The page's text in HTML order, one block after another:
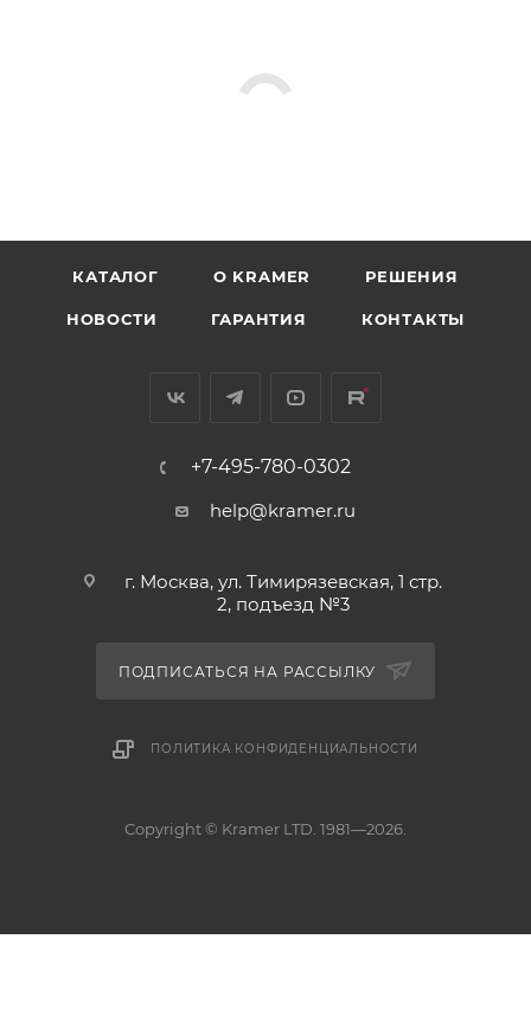
КАТАЛОГ O KRAMER РЕШЕНИЯ
НОВОСТИ ГАРАНТИЯ КОНТАКТЫ
+7-495-780-0302
help@kramer.ru
г. Москва, ул. Тимирязевская, 1 стр.
2, подъезд №3
ПОДПИСАТЬСЯ НА РАССЫЛКУ
ПОЛИТИКА КОНФИДЕНЦИАЛЬНОСТИ
Copyright © Kramer LTD. 1981—2026.